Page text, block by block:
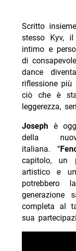
Scritto
stesso Kyv,
intimo e
di
dance
riflessione
ciò che è
leggerezza,
Josephè
della
italiana. “
capitolo, un
artistico e
potrebbero
generazione
completa al
sua